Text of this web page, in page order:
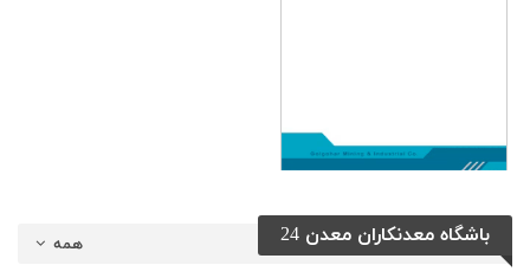
همه باشگاه معدنکاران معدن 24